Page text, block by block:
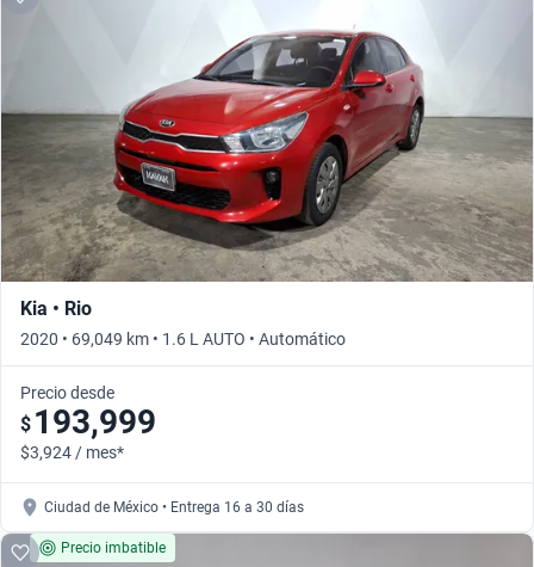
Kia • Rio
2020 • 69,049 km • 1.6 L AUTO • Automático
Precio desde
$ 193,999
$3,924 / mes*
Ciudad de México • Entrega 16 a 30 días
Precio imbatible